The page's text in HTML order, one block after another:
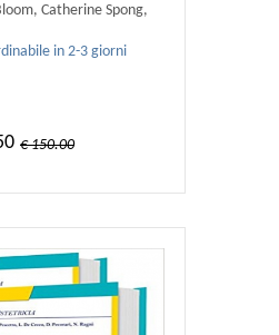
Catherine Spong,
Hoffman, Brian Casey
in 2-3 giorni
€ 150.00